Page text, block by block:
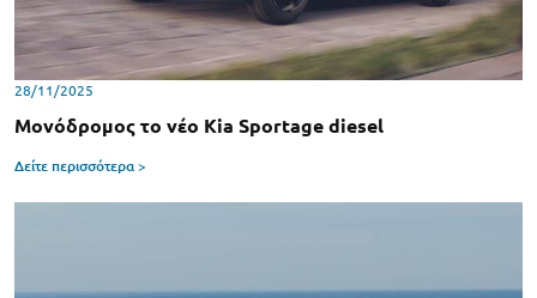
28/11/2025
Μονόδρομος το νέο Kia Sportage diesel
Δείτε περισσότερα >